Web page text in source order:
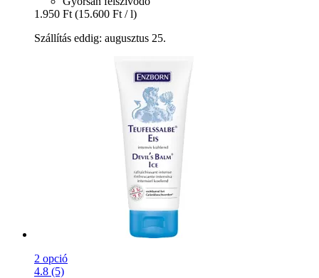
1.950 Ft (15.600 Ft / l)
Szállítás eddig: augusztus 25.
2 opció
4.8 (5)